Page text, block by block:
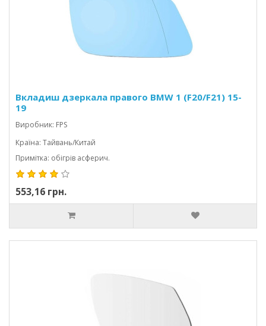
Вкладиш дзеркала правого BMW 1 (F20/F21) 15-
19
Виробник: FPS
Країна: Тайвань/Китай
Примітка: обігрів асферич.
553,16 грн.